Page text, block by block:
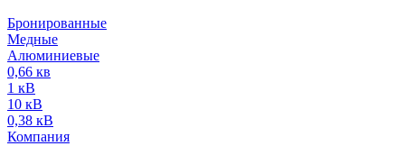
Бронированные
Медные
Алюминиевые
0,66 кв
1 кВ
10 кВ
0,38 кВ
Компания